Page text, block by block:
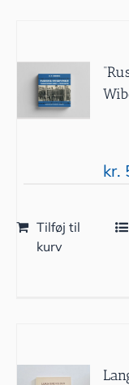
kr.
Tilføj til
kurv